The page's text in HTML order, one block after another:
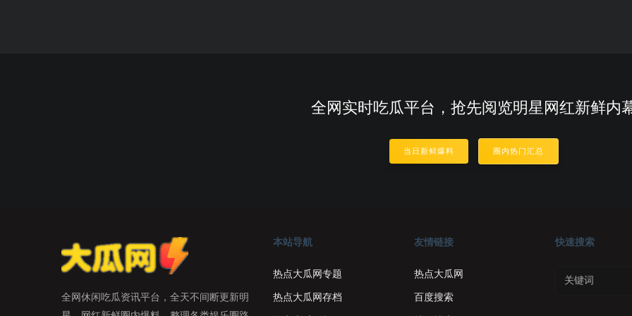
全网实时吃瓜平台，抢先阅览明星网红新鲜内
当日新鲜爆料 圈内热门汇总
全网休闲吃瓜资讯平台，全天不间断更新明
本站导航
热点大瓜网专题
热点大瓜网存档
友情链接
热点大瓜网
百度搜索
快速搜索